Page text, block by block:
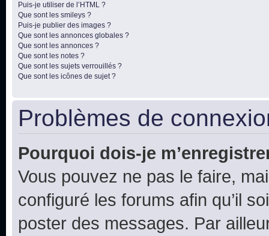
Puis-je utiliser de l’HTML ?
Que sont les smileys ?
Puis-je publier des images ?
Que sont les annonces globales ?
Que sont les annonces ?
Que sont les notes ?
Que sont les sujets verrouillés ?
Que sont les icônes de sujet ?
Problèmes de
Pourquoi dois-je
Vous pouvez ne pas le faire,
configuré les forums afin qu’il
poster des messages. Par